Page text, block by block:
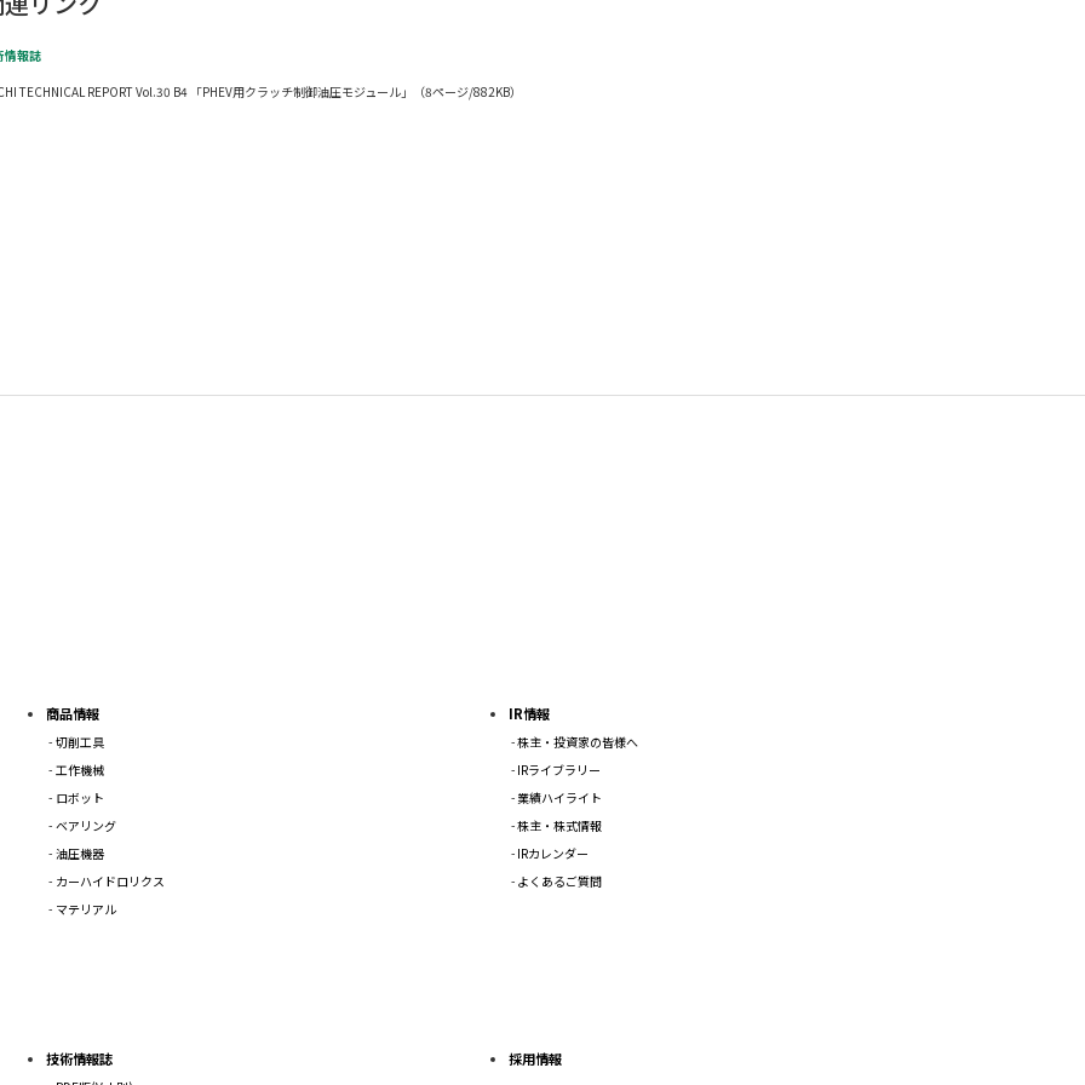
情報誌
TECHNICAL REPORT Vol.30 B4 「PHEV用クラッチ制御油圧モジュール」（8ページ/882KB）
商品情報
切削工具
工作機械
ロボット
ベアリング
油圧機器
カーハイドロリクス
マテリアル
IR情報
株主・投資家の皆様へ
IRライブラリー
業績ハイライト
株主・株式情報
IRカレンダー
よくあるご質問
技術情報誌 採用情報